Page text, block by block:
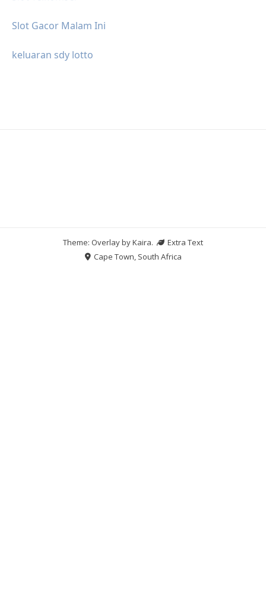
Slot Gacor Malam Ini
keluaran sdy lotto
Theme: Overlay byKaira.
Extra Text
Cape Town, South Africa